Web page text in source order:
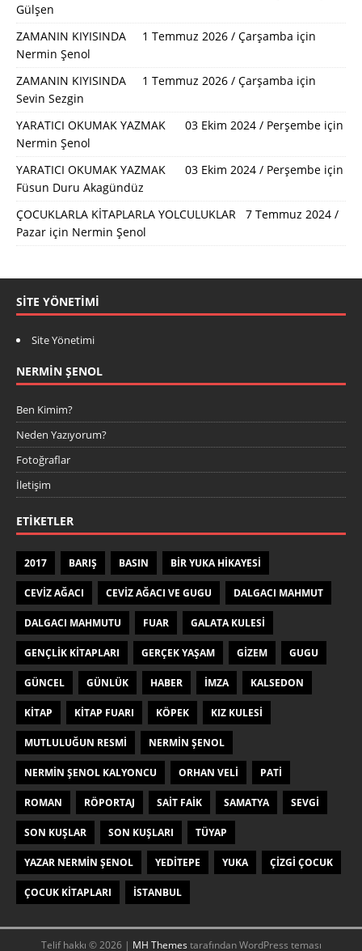
Gülşen
ZAMANIN KIYISINDA 1 Temmuz 2026 / Çarşamba için
Nermin Şenol
ZAMANIN KIYISINDA 1 Temmuz 2026 / Çarşamba için
Sevin Sezgin
YARATICI OKUMAK YAZMAK 03 Ekim 2024 / Perşembe için
Nermin Şenol
YARATICI OKUMAK YAZMAK 03 Ekim 2024 / Perşembe için
Füsun Duru Akagündüz
ÇOCUKLARLA KİTAPLARLA YOLCULUKLAR 7 Temmuz 2024 /
Pazar için Nermin Şenol
SITE YÖNETIMI
Site Yönetimi
NERMIN ŞENOL
Ben Kimim?
Neden Yazıyorum?
Fotoğraflar
İletişim
ETIKETLER
2017 BARIŞ BASIN BIR YUKA HIKAYESI
CEVIZ AĞACI CEVIZ AĞACI VE GUGU DALGACI MAHMUT
DALGACI MAHMUTU FUAR GALATA KULESI
GENÇLIK KITAPLARI GERÇEK YAŞAM GIZEM GUGU
GÜNCEL GÜNLÜK HABER IMZA KALSEDON
KITAP KITAP FUARI KÖPEK KIZ KULESI
MUTLULUĞUN RESMI NERMIN ŞENOL
NERMIN ŞENOL KALYONCU ORHAN VELI PATI
ROMAN RÖPORTAJ SAIT FAIK SAMATYA SEVGI
SON KUŞLAR SON KUŞLARI TÜYAP
YAZAR NERMIN ŞENOL YEDITEPE YUKA ÇIZGI ÇOCUK
ÇOCUK KITAPLARI İSTANBUL
Telif hakkı © 2026 | MH Themes tarafından WordPress teması